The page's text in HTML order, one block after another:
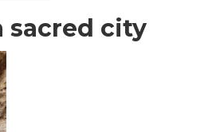
sacred city